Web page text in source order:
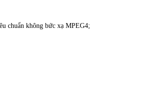
chuẩn không bức xạ MPEG4;